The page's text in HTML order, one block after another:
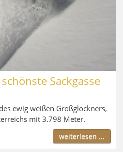
Sackgasse
ewig weißen Großglockners,
mit 3.798 Meter.
weiterlesen ...